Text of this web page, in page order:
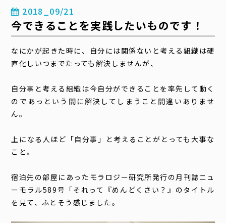
2018_09/21
今できることを実践したいものです！
なにかが起きた時に、自分には関係ないと考える組織は硬
直化しいつまでたっても解決しませんが、
自分事と考える組織は今自分ができることを率先して動く
のであっという間に解決してしまうこと間違いありませ
ん。
上になる人ほど「自分事」と考えることがとっても大事な
こと。
宿泊先の部屋にあったモラロジー研究所発行の月刊誌ニュ
ーモラル589号「それって『めんどくさい？』のタイトル
を見て、ふとそう感じました。